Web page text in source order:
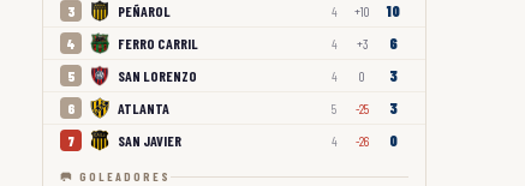
3 PEÑAROL 4 +10 10
4 FERRO CARRIL 4 +3 6
5 SAN LORENZO 4 0 3
6 ATLANTA 5 -25 3
7 SAN JAVIER 4 -26 0
🥅 GOLEADORES